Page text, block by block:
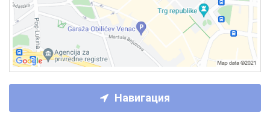
Навигация